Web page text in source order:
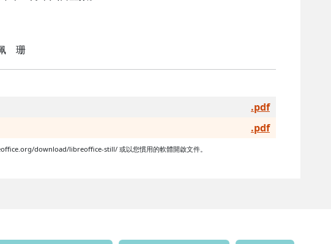
珊
.pdf
.pdf
download/libreoffice-still/ 或以您慣用的軟體開啟文件。